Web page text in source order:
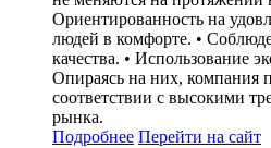
Ориентированность на
людей в комфорте. •
качества. • Использование
Опираясь на них, компания
соответствии с высокими
рынка.
Подробнее Перейти на сайт